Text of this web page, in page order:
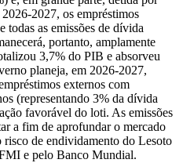
2027, os empréstimos
todas as emissões de dívida
portanto, amplamente
3,7% do PIB e absorveu
planeja, em 2026-2027,
externos com
(representando 3% da dívida
favorável do loti. As emissões
a fim de aprofundar o mercado
de endividamento do Lesoto
e pelo Banco Mundial.